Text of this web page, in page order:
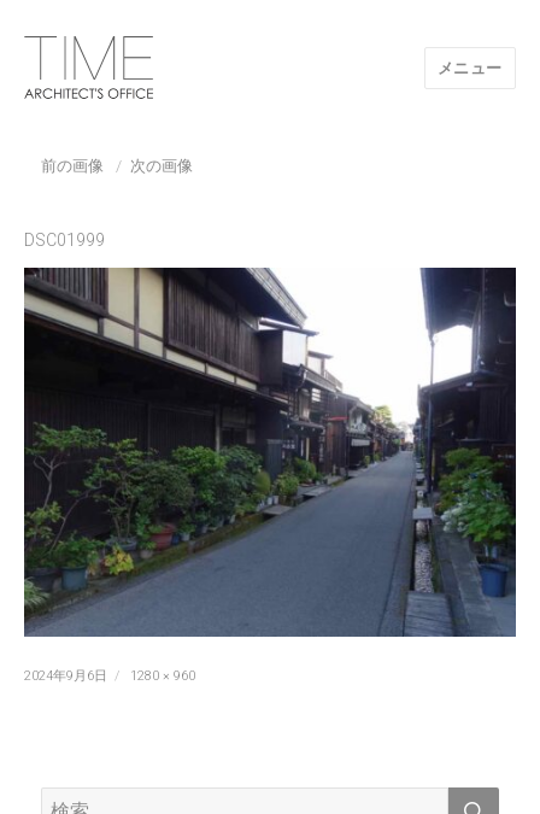
メニュー
前の画像 次の画像
DSC01999
投
2024年9月6日
フ
1280 × 960
検
検